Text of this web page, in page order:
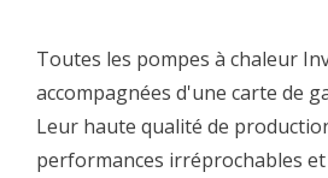
Toutes les pompes à chaleur
accompagnées d'une carte de
Leur haute qualité de
performances irréprochables